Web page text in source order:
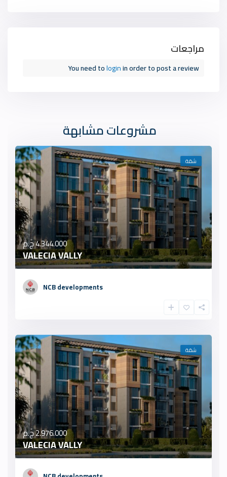
مراجعات
You need tologinin order to post a review
مشروعات مشابهة
شقة
4.344.000 ج.م
VALECIA VALLY
NCB developments
شقة
2.976.000 ج.م
VALECIA VALLY